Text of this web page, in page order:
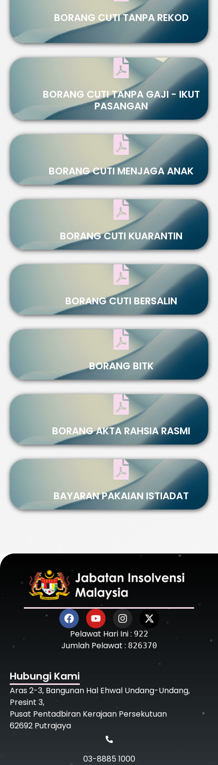
BORANG CUTI TANPA REKOD
BORANG CUTI TANPA GAJI - IKUT
PASANGAN
BORANG CUTI MENJAGA ANAK
BORANG CUTI KUARANTIN
BORANG CUTI BERSALIN
BORANG BITK
BORANG AKTA RAHSIA RASMI
BAYARAN PAKAIAN ISTIADAT
Pelawat Hari Ini : 922
Jumlah Pelawat : 826370
Hubungi Kami
Aras 2-3, Bangunan Hal Ehwal Undang-Undang,
Presint 3,
Pusat Pentadbiran Kerajaan Persekutuan
62692 Putrajaya
03-8885 1000